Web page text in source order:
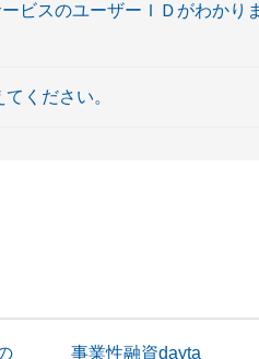
ビスのユーザーＩＤがわかり
ください。
事業性融資dayta